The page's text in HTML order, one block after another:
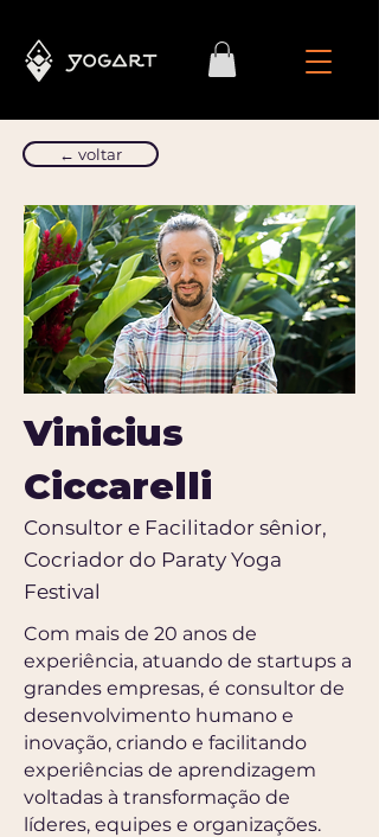
← voltar
Vinicius
Ciccarelli
Consultor e Facilitador sênior,
Cocriador do Paraty Yoga
Festival
Com mais de 20 anos de
experiência, atuando de startups a
grandes empresas, é consultor de
desenvolvimento humano e
inovação, criando e facilitando
experiências de aprendizagem
voltadas à transformação de
líderes, equipes e organizações.